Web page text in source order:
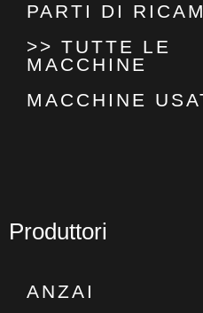
PARTI DI
>> TUTTE LE
MACCHINE
MACCHINE
Produttori
ANZAI